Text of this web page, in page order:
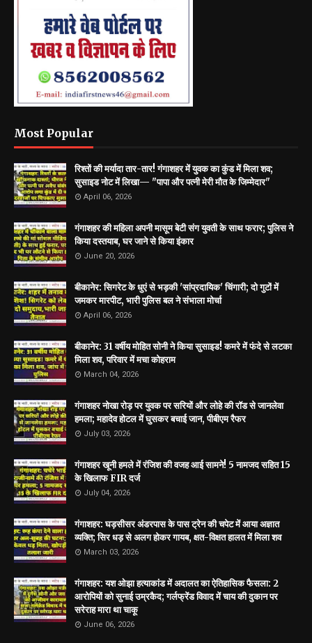
Most Popular
रिश्तों की मर्यादा तार-तार! गंगाशहर में युवक का कुंड में मिला शव;
सुसाइड नोट में लिखा— "पापा और पत्नी मेरी मौत के जिम्मेदार"
April 06, 2026
गंगाशहर की महिला अपनी मासूम बेटी संग युवती के साथ फरार; पुलिस ने
किया दस्तयाब, घर जाने से किया इंकार
June 20, 2026
बीकानेर: सिगरेट के धुएं से भड़की 'सांप्रदायिक' चिंगारी; दो गुटों में
जमकर मारपीट, भारी पुलिस बल ने संभाला मोर्चा
April 06, 2026
बीकानेर: 31 वर्षीय मोहित सोनी ने किया सुसाइड! कमरे में फंदे से लटका
मिला शव, परिवार में मचा कोहराम
March 04, 2026
गंगाशहर नोखा रोड़ पर युवक पर सरियों और लोहे की रॉड से जानलेवा
हमला; महादेव होटल में घुसकर बचाई जान, पीबीएम रैफर
July 03, 2026
गंगाशहर खूनी हमले में रंजिश की वजह आई सामने! 5 नामजद सहित 15
के खिलाफ FIR दर्ज
July 04, 2026
गंगाशहर: घड़सीसर अंडरपास के पास ट्रेन की चपेट में आया अज्ञात
व्यक्ति; सिर धड़ से अलग होकर गायब, क्षत-विक्षत हालत में मिला शव
March 03, 2026
गंगाशहर: यश ओझा हत्याकांड में अदालत का ऐतिहासिक फैसला: 2
आरोपियों को सुनाई उम्रकैद; गर्लफ्रेंड विवाद में चाय की दुकान पर
सरेराह मारा था चाकू
June 06, 2026